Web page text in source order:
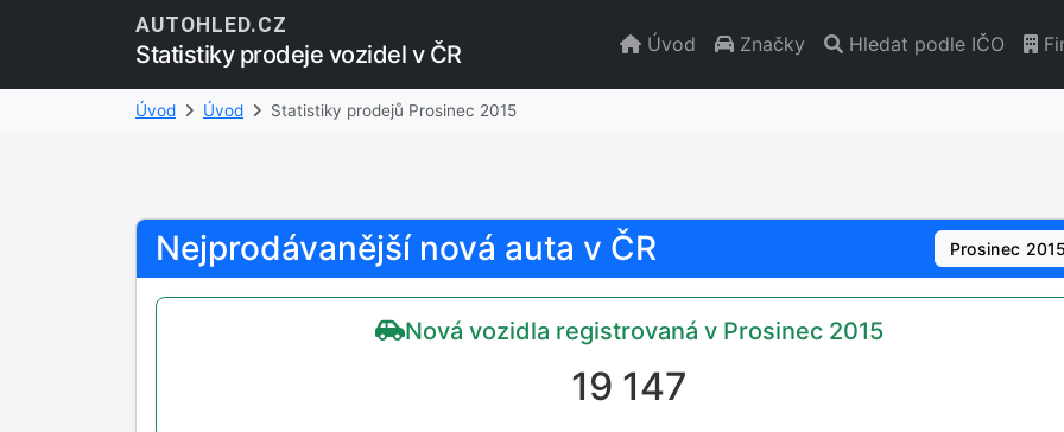
AUTOHLED.CZ
Statistiky prodeje vozidel v ČR Úvod Značky Hledat podle IČO
Úvod Úvod Statistiky prodejů Prosinec 2015
Nejprodávanější nová auta v ČR Prosinec
Nová vozidla registrovaná v Prosinec 2015
19 147